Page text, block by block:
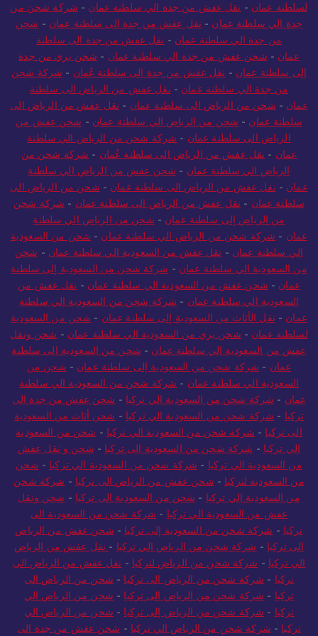
لسلطنة عمان - نقل عفش من جدة الي سلطنة عمان - شركة شحن من
جدة الي سلطنة عمان - نقل عفش من جدة الى سلطنة عمان - شحن
من جدة الي سلطنة عمان - نقل عفش من جدة الى سلطنة
عمان - شحن عفش من جدة الي سلطنة عمان - شحن بري من جدة
الى سلطنة عمان - نقل عفش من جدة الى سلطنة عُمان - شركة شحن
من جدة الي سلطنة عمان - نقل عفش من الرياض الى سلطنة
عمان - شحن من الرياض الى سلطنة عمان - نقل عفش من الرياض الى
سلطنة عمان - شحن من الرياض الي سلطنة عمان - شحن عفش من
الرياض الى سلطنة عمان - شركة شحن من الرياض الي سلطنة
عمان - نقل عفش من الرياض الى سلطنة عُمان - شركة شحن من
الرياض الي سلطنة عمان - شحن عفش من الرياض الي سلطنة
عمان - نقل عفش من الرياض الى سلطنة عمان - شحن من الرياض الى
سلطنة عمان - نقل عفش من الرياض الى سلطنة عمان - شركة شحن
من الرياض إلى سلطنة عمان - شحن من الرياض الي سلطنة
عمان - شركة شحن من الرياض الي سلطنة عمان - شحن من السعودية
الي سلطنة عمان - نقل عفش من السعودية الي سلطنة عمان - شحن
من السعودية الي سلطنة عمان - شركة شحن من السعودية إلى سلطنة
عمان - شحن عفش من السعودية الي سلطنة عمان - نقل عفش من
السعودية الي سلطنة عمان - شركة شحن من السعودية الي سلطنة
عمان - نقل الأثاث من السعودية إلى سلطنة عمان - شحن من السعودية
لسلطنة عمان - شحن بري من السعودية الي سلطنة عمان - شحن ونقل
عفش من السعودية الي سلطنة عمان - شحن من السعودية الى سلطنة
عمان - شركة شحن من السعودية إلى سلطنة عمان - شحن من
السعودية الي سلطنة عمان - شركة شحن من السعودية الي سلطنة
عمان - شركة شحن من السعودية الي تركيا - شحن عفش من جدة الى
تركيا - شركة شحن من السعودية الي تركيا - شحن أثاث من السعودية
الى تركيا - شركة شحن من السعودية الي تركيا - شحن من السعودية
الي تركيا - شركة شحن من السعودية الى تركيا - شحن و نقل عفش
من السعودية الي تركيا - شركة شحن من السعودية الي تركيا - شحن
من السعودية لتركيا - شحن عفش من الرياض الى تركيا - شركة شحن
من السعودية الي تركيا - شحن من السعودية الى تركيا - شحن ونقل
عفش من السعودية الي تركيا - شركة شحن من السعودية الى
تركيا - شركة شحن من السعودية إلى تركيا - شحن عفش من الرياض
الى تركيا - شركة شحن من الرياض الي تركيا - نقل عفش من الرياض
الي تركيا - شركة شحن من الرياض لتركيا - نقل عفش من الرياض الى
تركيا - شركة شحن من الرياض الى تركيا - شحن من الرياض الى
تركيا - شركة شحن من الرياض الى تركيا - شحن من الرياض الي
تركيا - شركة شحن من الرياض إلى تركيا - شحن من الرياض الي
تركيا - شركة شحن من الرياض الي تركيا - شحن عفش من جدة الى